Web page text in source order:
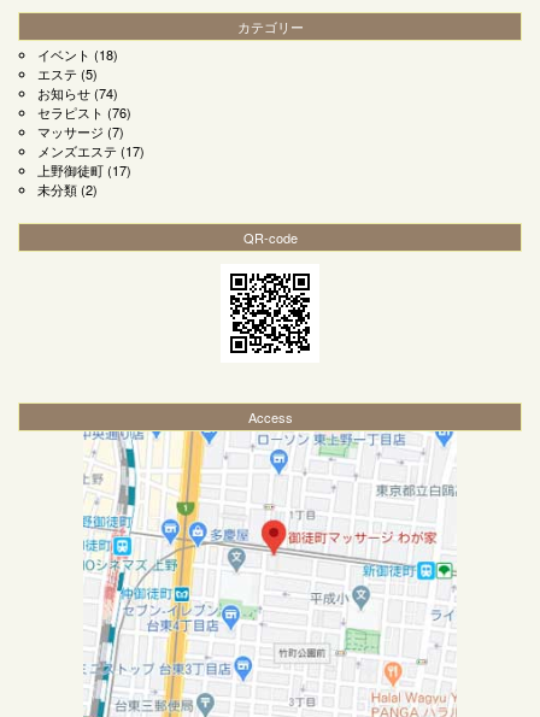
カテゴリー
イベント (18)
エステ (5)
お知らせ(74)
セラピスト (76)
マッサージ (7)
メンズエステ (17)
上野御徒町(17)
未分類(2)
QR-code
Access